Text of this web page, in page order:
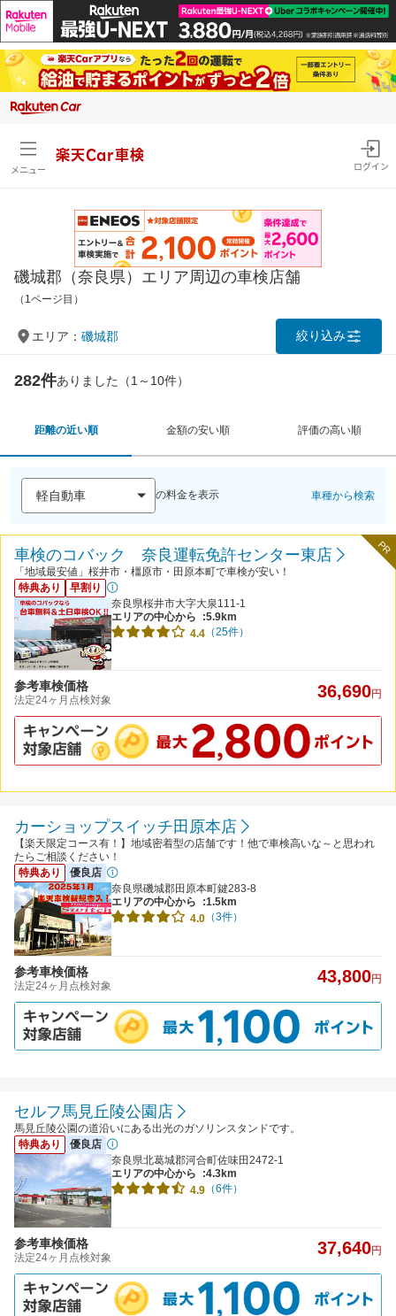
メニュー
楽天Car車検
ログイン
磯城郡（奈良県）エリア周辺の車検店舗
（1ページ目）
エリア： 磯城郡 絞り込み
282件ありました（1～10件）
距離の近い順 金額の安い順 評価の高い順
の料金を表示 車種から検索
PR
車検のコバック 奈良運転免許センター東店
「地域最安値」桜井市・橿原市・田原本町で車検が安い！
特典あり
早割り
奈良県桜井市大字大泉111-1
エリアの中心から
:5.9km
4.4 （25件）
参考車検価格
法定24ヶ月点検対象 36,690円
カーショップスイッチ田原本店
【楽天限定コース有！】地域密着型の店舗です！他で車検高いな～と思われ
たらご相談ください！
特典あり
優良店
奈良県磯城郡田原本町鍵283-8
エリアの中心から
:1.5km
4.0 （3件）
参考車検価格
法定24ヶ月点検対象 43,800円
セルフ馬見丘陵公園店
馬見丘陵公園の道沿いにある出光のガソリンスタンドです。
特典あり
優良店
奈良県北葛城郡河合町佐味田2472-1
エリアの中心から
:4.3km
4.9 （6件）
参考車検価格
法定24ヶ月点検対象 37,640円